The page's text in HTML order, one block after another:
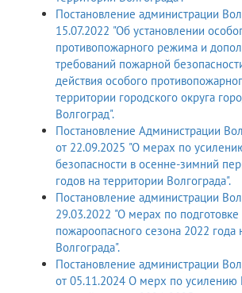
Постановление администрации
15.07.2022 "Об установлении
противопожарного режима и
требований пожарной
действия особого
территории городского округа
Волгоград".
Постановление Администрации
от 22.09.2025 "О мерах по усилению пожарной
безопасности в осенне-зимний
годов на территории Волгограда".
Постановление администрации
29.03.2022 "О мерах по
пожароопасного сезона 2022 года
Волгограда".
Постановление администрации
от 05.11.2024 О мерх по усилению